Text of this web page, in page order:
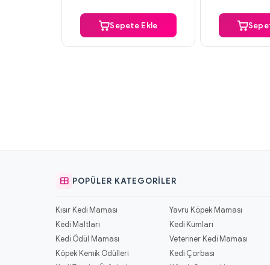
Sepete Ekle
POPÜLER KATEGORILER
Kısır Kedi Maması
Yavru Köpek Maması
Kedi Maltları
Kedi Kumları
Kedi Ödül Maması
Veteriner Kedi Maması
Köpek Kemik Ödülleri
Kedi Çorbası